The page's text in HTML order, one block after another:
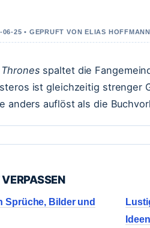
25 • GEPRUFT VON ELIAS HOFFMANN
spaltet die
ist gleichzeitig strenger
anders auflöst als die
Sprüche, Bilder und
Ideen